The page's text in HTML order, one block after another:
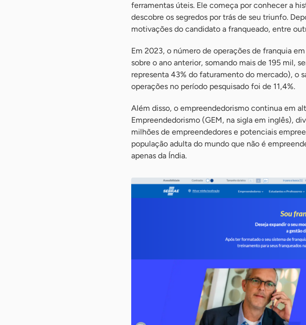
ferramentas úteis. Ele começa por conhecer a
descobre os segredos por trás de seu triunfo.
motivações do candidato a franqueado, entre
Em 2023, o número de operações de franquia
sobre o ano anterior, somando mais de 195 mil,
representa 43% do faturamento do mercado), o
operações no período pesquisado foi de 11,4%.
Além disso, o empreendedorismo continua em
Empreendedorismo (GEM, na sigla em inglês),
milhões de empreendedores e potenciais
população adulta do mundo que não é
apenas da Índia.